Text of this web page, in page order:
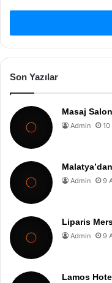
Son Yazılar
Masaj
Admin
Admin 9
Liparis
Admin 9
Lamos